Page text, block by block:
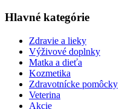
Hlavné kategórie
Zdravie a lieky
Výživové doplnky
Matka a dieťa
Kozmetika
Zdravotnícke pomôcky
Veterina
Akcie